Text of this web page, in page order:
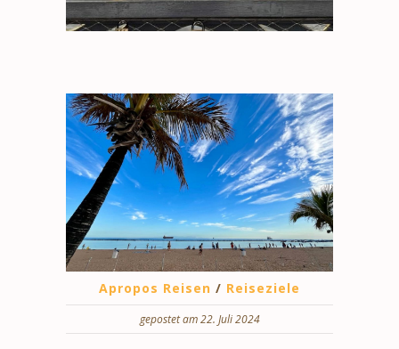
Apropos Reisen / Reiseziele
gepostet am 22. Juli 2024